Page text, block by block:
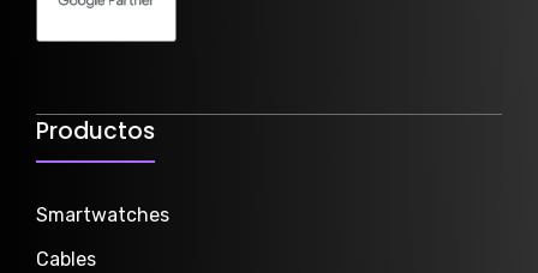
Productos
Smartwatches
Cables